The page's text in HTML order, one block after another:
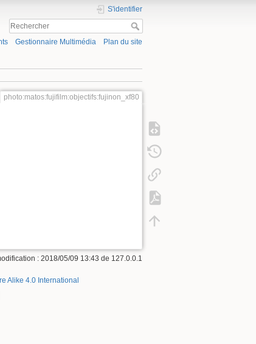
S'identifier
Gestionnaire Multimédia Plan du site
photo:matos:fujifilm:objectifs:fujinon_xf80
: 2018/05/09 13:43 de 127.0.0.1
Alike 4.0 International